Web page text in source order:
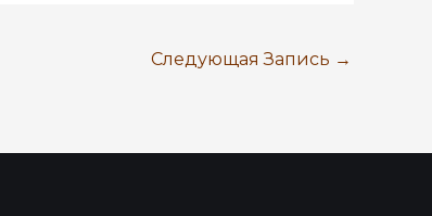
Следующая Запись →